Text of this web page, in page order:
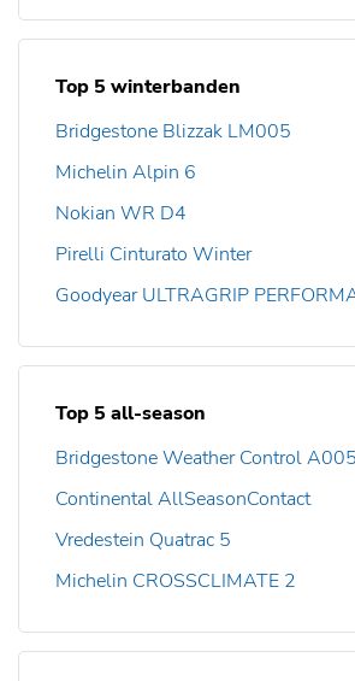
Top 5 winterbanden
Bridgestone Blizzak LM005
Michelin Alpin 6
Nokian WR D4
Pirelli Cinturato Winter
Goodyear ULTRAGRIP
Top 5 all-season
Bridgestone Weather Control A005
Continental AllSeasonContact
Vredestein Quatrac 5
Michelin CROSSCLIMATE 2